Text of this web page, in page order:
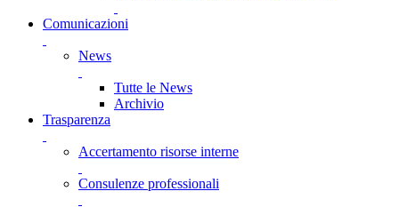
Comunicazioni
News
Tutte le News
Archivio
Trasparenza
Accertamento risorse interne
Consulenze professionali